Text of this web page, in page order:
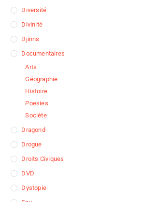
Diversité
Divinité
Djinns
Documentaires
Arts
Géographie
Histoire
Poesies
Sociéte
Dragond
Drogue
Droits Civiques
DVD
Dystopie